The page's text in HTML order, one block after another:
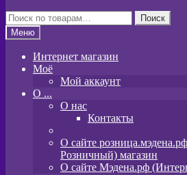
Искать:
Поиск
Меню
Интернет магазин
Моё
Мой аккаунт
O ...
О нас
Контакты
О сайте
Розничный) магазин
О сайте Мэдена.рф